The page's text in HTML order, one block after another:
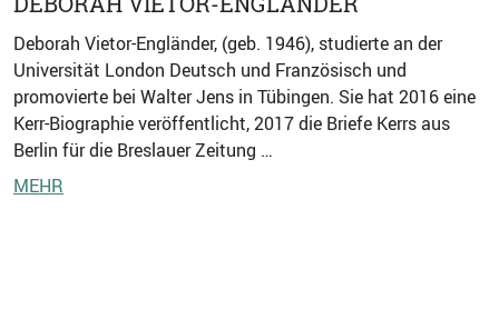
Deborah Vietor-Engländer, (geb. 1946), studierte an der
Universität London Deutsch und Französisch und
promovierte bei Walter Jens in Tübingen. Sie hat 2016 eine
Kerr-Biographie veröffentlicht, 2017 die Briefe Kerrs aus
Berlin für die Breslauer Zeitung …
MEHR